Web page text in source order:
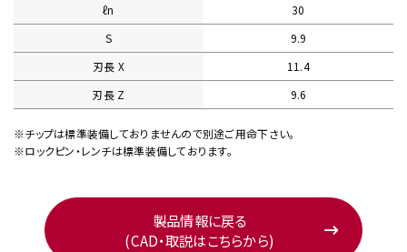
ℓn
30
S
9.9
刃長 X
11.4
刃長 Z
9.6
※チップは標準装備しておりませんので別途ご用命下さい。
※ロックピン・レンチは標準装備しております。
製品情報に戻る
(CAD・取説はこちらから)